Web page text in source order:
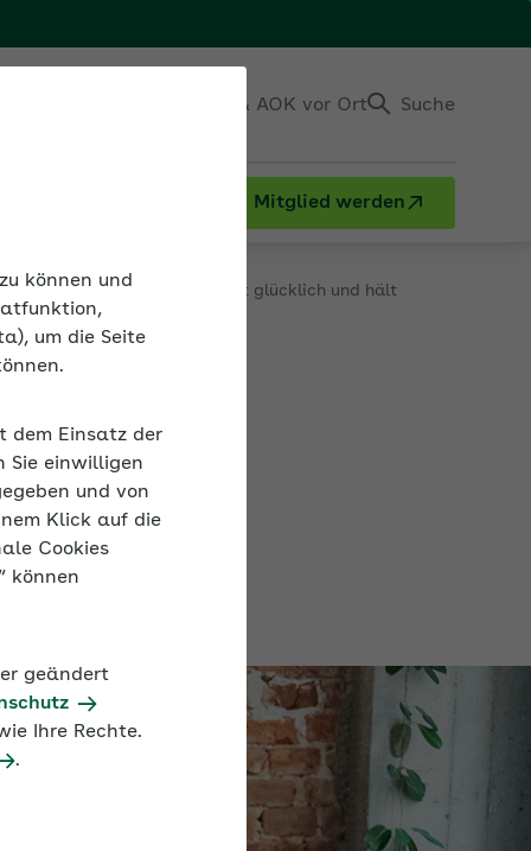
können und
um die Seite
dem Einsatz der
Sie einwilligen
und von
Klick auf die
Cookies
können
geändert
Ihre Rechte.
.
hält
der
auf die
aus.